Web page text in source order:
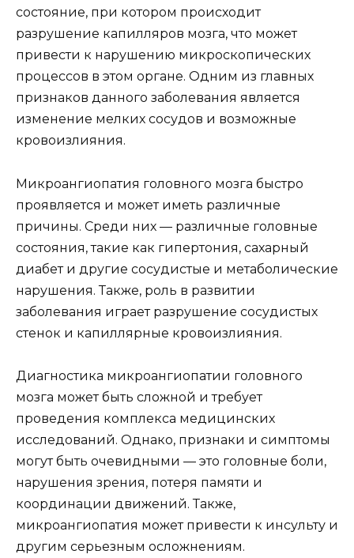
состояние, при котором происходит
разрушение капилляров мозга, что может
привести к нарушению микроскопических
процессов в этом органе. Одним из главных
признаков данного заболевания является
изменение мелких сосудов и возможные
кровоизлияния.
Микроангиопатия головного мозга быстро
проявляется и может иметь различные
причины. Среди них — различные головные
состояния, такие как гипертония, сахарный
диабет и другие сосудистые и метаболические
нарушения. Также, роль в развитии
заболевания играет разрушение сосудистых
стенок и капиллярные кровоизлияния.
Диагностика микроангиопатии головного
мозга может быть сложной и требует
проведения комплекса медицинских
исследований. Однако, признаки и симптомы
могут быть очевидными — это головные боли,
нарушения зрения, потеря памяти и
координации движений. Также,
микроангиопатия может привести к инсульту и
другим серьезным осложнениям.